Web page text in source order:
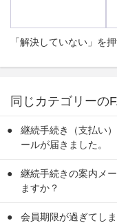
「解決していない」を
同じカテゴリーの
継続手続き（支払い
ールが届きました。
継続手続きの案内メ
ますか？
会員期限が過ぎてし